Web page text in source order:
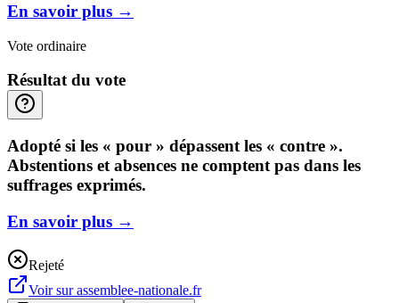
En savoir plus →
Vote ordinaire
Résultat du vote
Adopté si les « pour » dépassent les « contre ».
Abstentions et absences ne comptent pas dans les
suffrages exprimés.
En savoir plus →
Rejeté
Voir surassemblee-nationale.fr